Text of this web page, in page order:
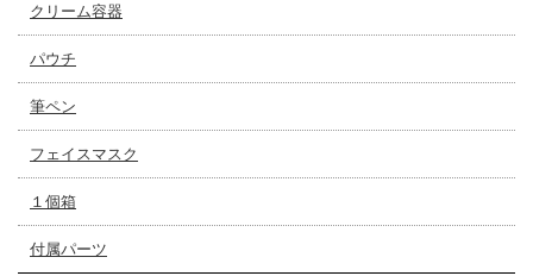
クリーム容器
パウチ
筆ペン
フェイスマスク
１個箱
付属パーツ